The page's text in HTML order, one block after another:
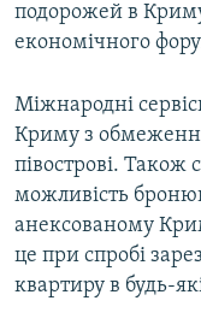
подорожей в
економічного
Міжнародні
Криму з
півострові. Також
можливість
анексованому
це при спробі
квартиру в будь-